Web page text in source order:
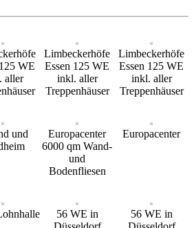
WE
aller
Limbeckerhöfe
Essen 125 WE
inkl. aller
Treppenhäuser
Limbeckerhöfe
Essen 125 WE
inkl. aller
Treppenhäuser
und
Europacenter
6000 qm Wand-
und
Bodenfliesen
Europacenter
56 WE in
56 WE in